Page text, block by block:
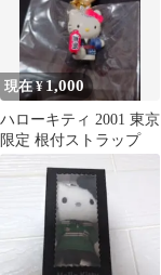
現在 ¥1,000
ハローキティ 2001 東京
限定 根付ストラップ